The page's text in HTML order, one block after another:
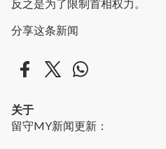
反之是为了限制首相权力。
分享这条新闻
关于
留守MY新闻更新：